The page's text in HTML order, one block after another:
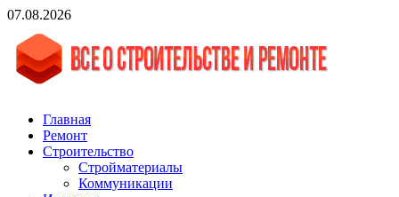
Skip
content
07.08.2026
vgasa.ru
Строительный журнал. Всё о строительстве и ремонтах
Главная
Ремонт
Строительство
Стройматериалы
Коммуникации